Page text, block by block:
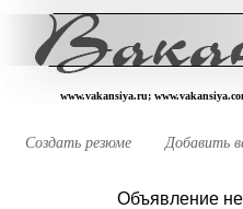
www.vakansiya.ru;
Создать резюме Добавить
Объявление